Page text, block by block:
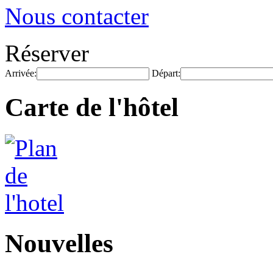
Nous contacter
Réserver
Arrivée: Départ:
Carte de l'hôtel
Nouvelles